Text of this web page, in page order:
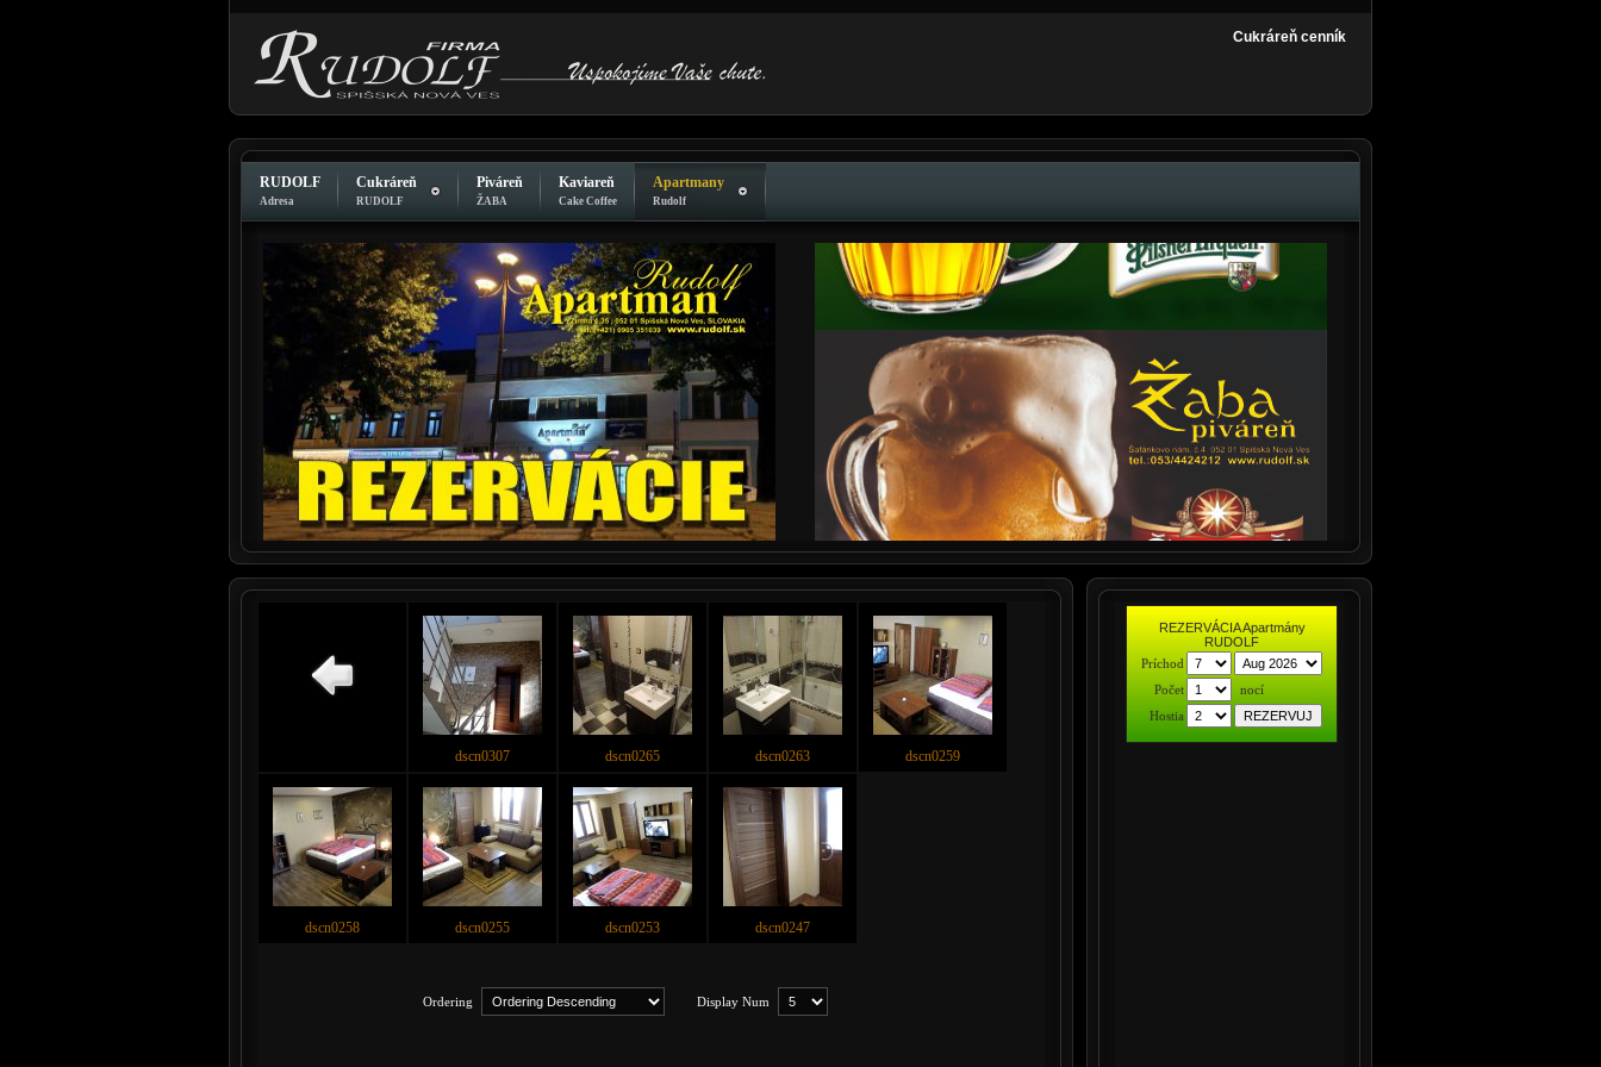
Cukráreň cenník
RUDOLF
Adresa
Cukráreň
RUDOLF
Piváreň
ŽABA
Kaviareň
Cake Coffee
Apartmany
Rudolf
dscn0307 dscn0265 dscn0263 dscn0259
dscn0258 dscn0255 dscn0253 dscn0247
Ordering Display Num
REZERVÁCIA Apartmány
RUDOLF
Príchod
Počet
nocí
Hostia